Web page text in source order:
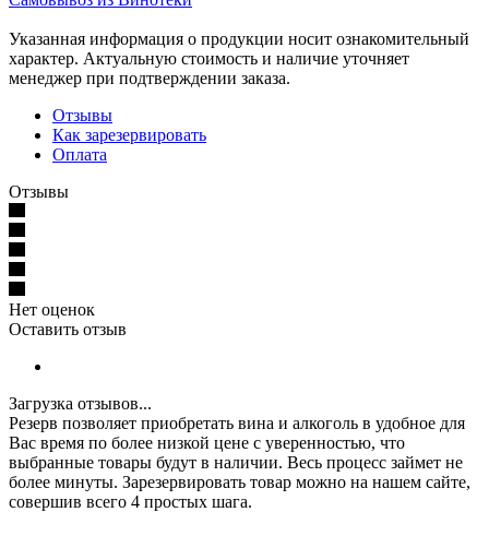
Указанная информация о продукции носит ознакомительный
характер. Актуальную стоимость и наличие уточняет
менеджер при подтверждении заказа.
Отзывы
Как зарезервировать
Оплата
Отзывы
Нет оценок
Оставить отзыв
Загрузка отзывов...
Резерв позволяет приобретать вина и алкоголь в удобное для
Вас время по более низкой цене с уверенностью, что
выбранные товары будут в наличии. Весь процесс займет не
более минуты. Зарезервировать товар можно на нашем сайте,
совершив всего 4 простых шага.